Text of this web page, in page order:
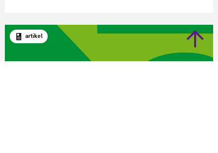
artikel